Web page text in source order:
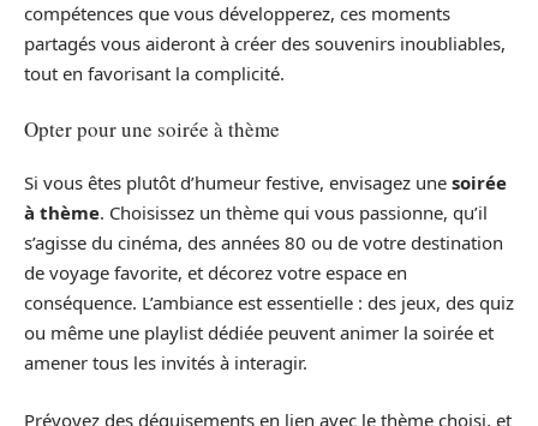
compétences que vous développerez, ces moments
partagés vous aideront à créer des souvenirs inoubliables,
tout en favorisant la complicité.
Opter pour une soirée à thème
Si vous êtes plutôt d’humeur festive, envisagez une soirée
à thème. Choisissez un thème qui vous passionne, qu’il
s’agisse du cinéma, des années 80 ou de votre destination
de voyage favorite, et décorez votre espace en
conséquence. L’ambiance est essentielle : des jeux, des quiz
ou même une playlist dédiée peuvent animer la soirée et
amener tous les invités à interagir.
Prévoyez des déguisements en lien avec le thème choisi, et